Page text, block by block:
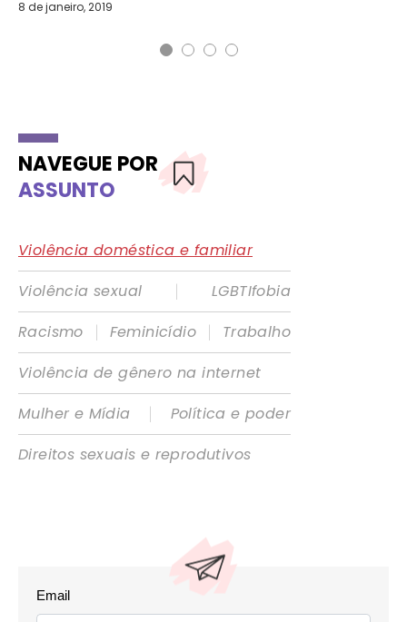
8 de janeiro, 2019
NAVEGUE POR
ASSUNTO
Violência doméstica e familiar
Violência sexual
|
LGBTIfobia
Racismo
| Feminicídio |
Trabalho
Violência de gênero na internet
Mulher e Mídia
|
Política e poder
Direitos sexuais e reprodutivos